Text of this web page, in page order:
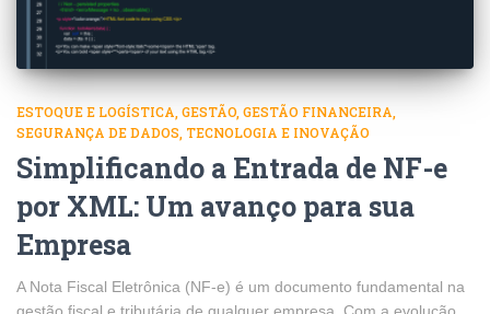
ESTOQUE E LOGÍSTICA GESTÃO GESTÃO FINANCEIRA
SEGURANÇA DE DADOS TECNOLOGIA E INOVAÇÃO
Simplificando a Entrada de NF-e
por XML: Um avanço para sua
Empresa
A Nota Fiscal Eletrônica (NF-e) é um documento fundamental na
gestão fiscal e tributária de qualquer empresa. Com a evolução